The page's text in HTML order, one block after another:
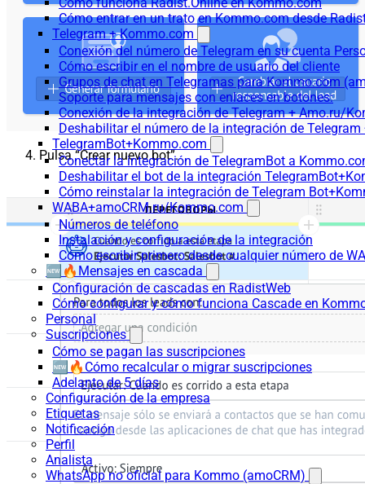
Cómo entrar en un trato en Kommo.com desde
Telegram + Kommo.com
Conexión del número de Telegram en su cuenta
Cómo escribir en el nombre de usuario del cliente
Grupos de chat en Telegramas para Kommo.com
Soporte para mensajes con enlaces en botones:
Conexión de la integración de Telegram + Amo.ru/
Deshabilitar el número de la integración de
TelegramBot+Kommo.com
Conectar la integración de TelegramBot a
Deshabilitar el bot de la integración
Cómo reinstalar la integración de Telegram
WABA+amoCRM.ru/Kommo.com
Números de teléfono
Instalación y configuración de la integración
Cómo escribir primero desde cualquier número de
🆕🔥Mensajes en cascada
Configuración de cascadas en RadistWeb
Cómo configurar y cómo funciona Cascade en
Personal
Suscripciones
Cómo se pagan las suscripciones
🆕🔥Cómo recalcular o migrar suscripciones
Adelanto de 5 días
Configuración de la empresa
Etiquetas
Notificación
Perfil
Analista
WhatsApp no oficial para Kommo (amoCRM)
Pulsa “Crear nuevo bot”.